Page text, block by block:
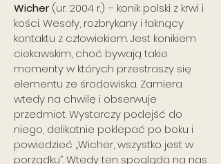
Wicher(ur. 2004 r.) – konik polski z krwi i
kości. Wesoły, rozbrykany i łaknący
kontaktu z człowiekiem. Jest konikiem
ciekawskim, choć bywają takie
momenty w których przestraszy się
elementu ze środowiska. Zamiera
wtedy na chwilę i obserwuje
przedmiot. Wystarczy podejść do
niego, delikatnie poklepać po boku i
powiedzieć „Wicher, wszystko jest w
porządku”. Wtedy ten spogląda na nas